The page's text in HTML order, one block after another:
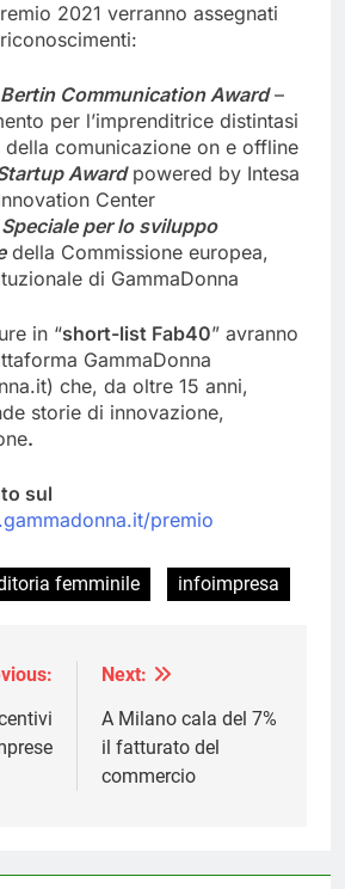
2021 verranno assegnati
Communication Award–
per l’imprenditrice distintasi
della comunicazione on e offline
Awardpowered by Intesa
Center
per lo sviluppo
della Commissione europea,
di GammaDonna
in “short-list Fab40” avranno
GammaDonna
che, da oltre 15 anni,
storie di innovazione,
.
sul
premio
femminile infoimpresa
Next:
A Milano cala del 7%
il fatturato del
commercio